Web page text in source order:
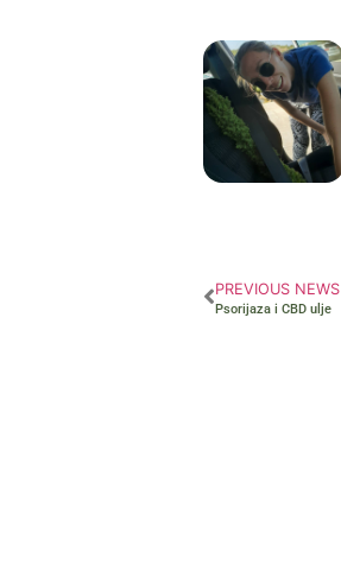
PREVIOUS NEWS
Psorijaza i CBD ulje